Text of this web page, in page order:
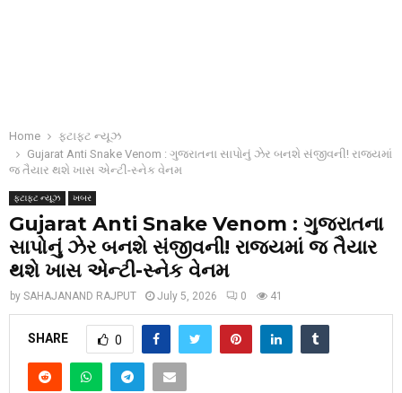
Home
ફટાફટ ન્યૂઝ
Gujarat Anti Snake Venom : ગુજરાતના સાપોનું ઝેર બનશે સંજીવની! રાજ્યમાં
જ તૈયાર થશે ખાસ એન્ટી-સ્નેક વેનમ
ફટાફટ ન્યૂઝ ખબર
Gujarat Anti Snake Venom : ગુજરાતના
સાપોનું ઝેર બનશે સંજીવની! રાજ્યમાં જ તૈયાર
થશે ખાસ એન્ટી-સ્નેક વેનમ
by SAHAJANAND RAJPUT July 5, 2026 0 41
SHARE 0